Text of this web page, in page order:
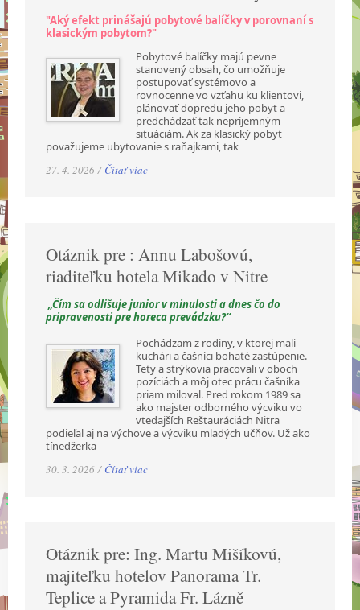
"Aký efekt prinášajú pobytové balíčky v porovnaní s
klasickým pobytom?"
Pobytové balíčky majú pevne
stanovený obsah, čo umožňuje
postupovať systémovo a
rovnocenne vo vzťahu ku klientovi,
plánovať dopredu jeho pobyt a
predchádzať tak nepríjemným
situáciám. Ak za klasický pobyt
považujeme ubytovanie s raňajkami, tak
27. 4. 2026 / Čítať viac
Otáznik pre : Annu Labošovú,
riaditeľku hotela Mikado v Nitre
„Čím sa odlišuje junior v minulosti a dnes čo do
pripravenosti pre horeca prevádzku?“
Pochádzam z rodiny, v ktorej mali
kuchári a čašníci bohaté zastúpenie.
Tety a strýkovia pracovali v oboch
pozíciách a môj otec prácu čašníka
priam miloval. Pred rokom 1989 sa
ako majster odborného výcviku vo
vtedajších Reštauráciách Nitra
podieľal aj na výchove a výcviku mladých učňov. Už ako
tínedžerka
30. 3. 2026 / Čítať viac
Otáznik pre: Ing. Martu Mišíkovú,
majiteľku hotelov Panorama Tr.
Teplice a Pyramida Fr. Lázně